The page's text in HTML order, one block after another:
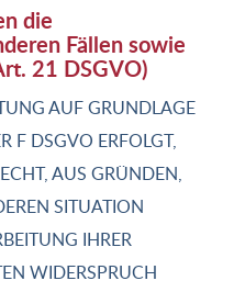
die
Fällen sowie
21 DSGVO)
AUF GRUNDLAGE
F DSGVO ERFOLGT,
AUS GRÜNDEN,
SITUATION
IHRER
WIDERSPRUCH